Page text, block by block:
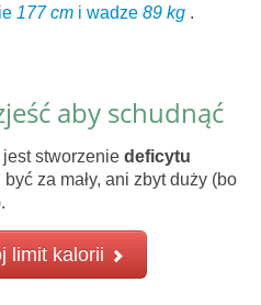
177 cm i wadze 89 kg .
aby schudnąć
stworzenie deficytu
za mały, ani zbyt duży (bo
limit kalorii